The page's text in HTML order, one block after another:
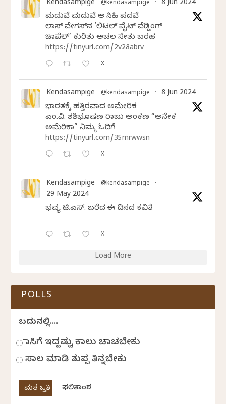
Kendasampige @kendasampige · 8 Jun 2024
ಮದುವೆ ಮದುವೆ ಆ ಸಿಹಿ ಪದವೆ
ಲಾಸ್‌ ವೇಗಸ್‌ನ ‘ಲಿಟಲ್ ವೈಟ್ ವೆಡ್ಡಿಂಗ್
ಚಾಪೆಲ್’ ಕುರಿತು ಅಚಲ ಸೇತು ಬರಹ
https://tinyurl.com/2v28abrv
X
Kendasampige @kendasampige · 8 Jun 2024
ಭಾರತಕ್ಕೆ ಹತ್ತಿರವಾದ ಅಮೇರಿಕ
ಎಂ.ವಿ. ಶಶಿಭೂಷಣ ರಾಜು ಅಂಕಣ “ಅನೇಕ
ಅಮೆರಿಕಾ” ನಿಮ್ಮ ಓದಿಗೆ
https://tinyurl.com/35mrwwsn
X
Kendasampige @kendasampige ·
29 May 2024
ಭವ್ಯ ಟಿ.ಎಸ್. ಬರೆದ ಈ ದಿನದ ಕವಿತೆ
X
Load More
POLLS
ಬದುಕಿನಲ್ಲಿ....
ಹಾಸಿಗೆ ಇದ್ದಷ್ಟು ಕಾಲು ಚಾಚಬೇಕು
ಸಾಲ ಮಾಡಿ ತುಪ್ಪ ತಿನ್ನಬೇಕು
ಫಲಿತಾಂಶ